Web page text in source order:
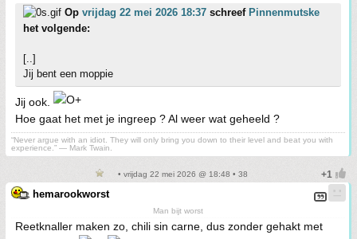
Op vrijdag 22 mei 2026 18:37 schreef Pinnenmutske
het volgende:
[..]
Jij bent een moppie
Jij ook.
Hoe gaat het met je ingreep ? Al weer wat geheeld ?
“Never argue with an idiot. They will only bring you down to their level and beat you with
experience.” ― Mark Twain.
• vrijdag 22 mei 2026 @ 18:48 • 38
hemarookworst
Man bijt worst
Reetknaller maken zo, chili sin carne, dus zonder gehakt met